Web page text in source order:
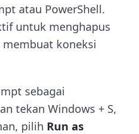
atau PowerShell.
untuk menghapus
membuat koneksi
sebagai
tekan Windows + S,
pilih Run as